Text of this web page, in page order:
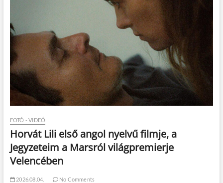
FOTÓ - VIDEÓ
Horvát Lili első angol nyelvű filmje, a
Jegyzeteim a Marsról világpremierje
Velencében
2026.08.04. No Comments